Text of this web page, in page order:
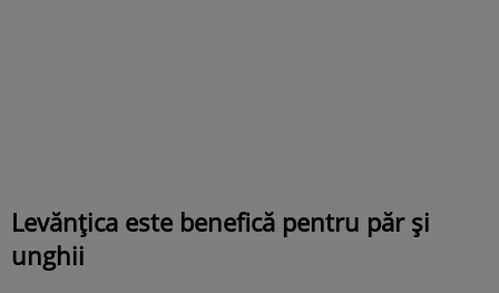
Levănțica este benefică pentru păr și
unghii